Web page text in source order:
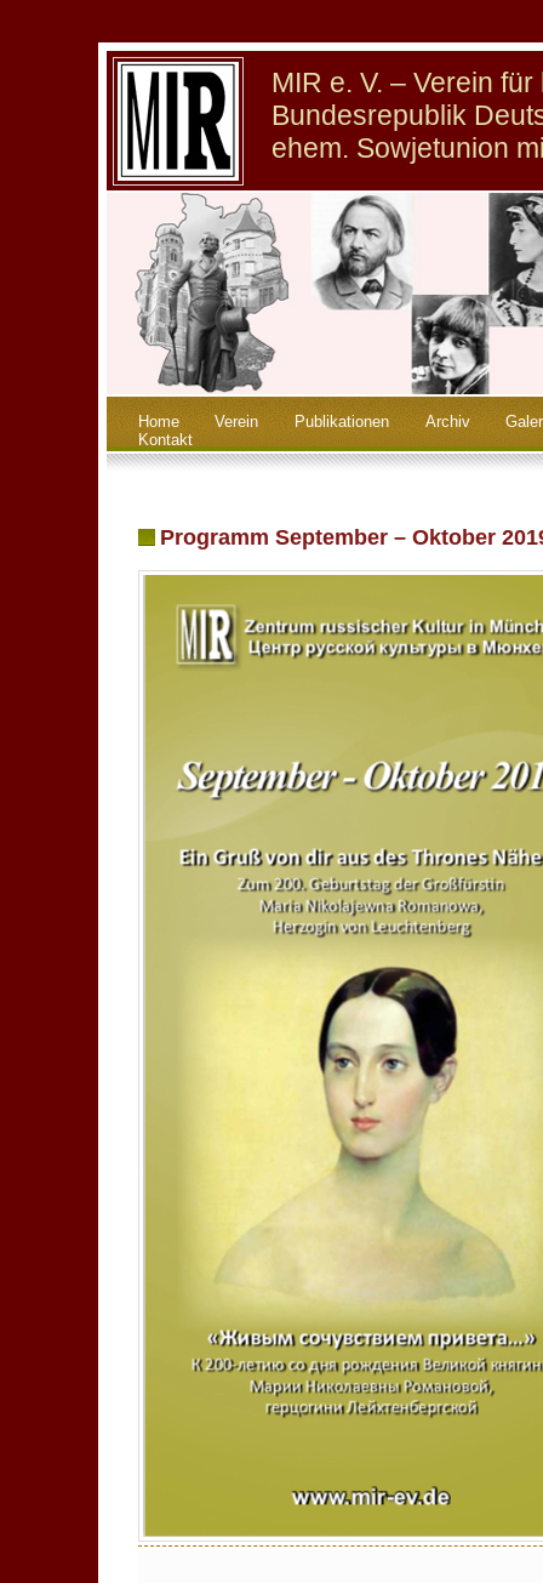
MIR e. V. – Verein
Bundesrepublik
ehem. Sowjetunion
Home Verein Publikationen Archiv
Kontakt
Programm September – Oktober